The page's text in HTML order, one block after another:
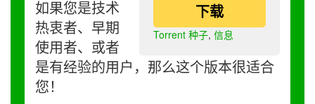
下载
Torrent 种子, 信息
如果您是技术
热衷者、早期
使用者、或者
是有经验的用户，那么这个版本很适合
您！